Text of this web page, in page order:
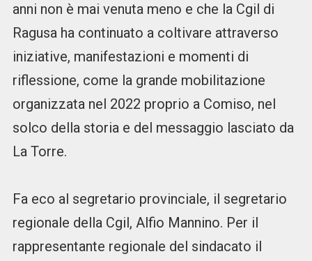
anni non è mai venuta meno e che la Cgil di
Ragusa ha continuato a coltivare attraverso
iniziative, manifestazioni e momenti di
riflessione, come la grande mobilitazione
organizzata nel 2022 proprio a Comiso, nel
solco della storia e del messaggio lasciato da
La Torre.
Fa eco al segretario provinciale, il segretario
regionale della Cgil, Alfio Mannino. Per il
rappresentante regionale del sindacato il